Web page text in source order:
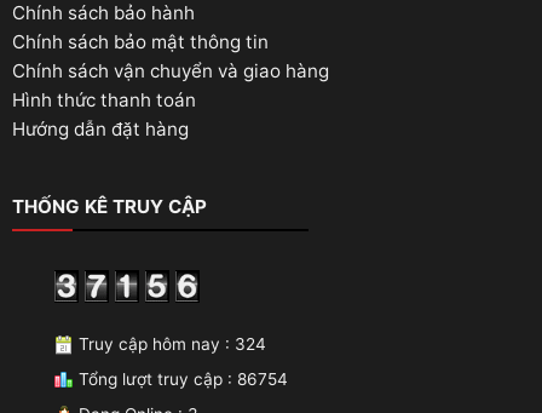
Chính sách bảo hành
Chính sách bảo mật thông tin
Chính sách vận chuyển và giao hàng
Hình thức thanh toán
Hướng dẫn đặt hàng
THỐNG KÊ TRUY CẬP
Truy cập hôm nay : 324
Tổng lượt truy cập : 86754